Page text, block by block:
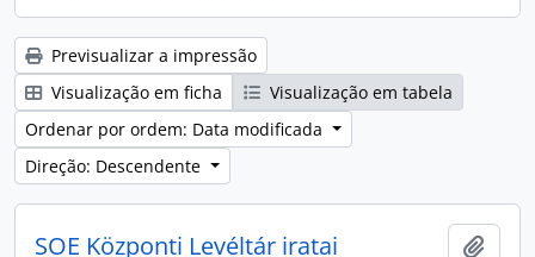
Previsualizar a impressão
Visualização em ficha
Visualização em tabela
Ordenar por ordem: Data modificada
Direção: Descendente
SOE Központi Levéltár iratai